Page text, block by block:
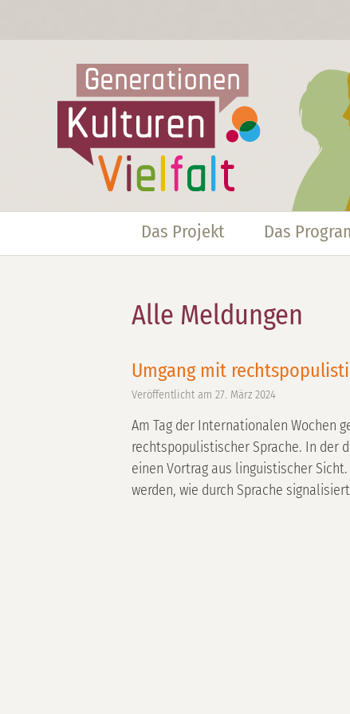
Das Projekt Das
Alle Meldungen
Umgang mit
Veröffentlicht am 27. März 2024
Am Tag der Internationalen Wochen
rechtspopulistischer Sprache. In der
einen Vortrag aus linguistischer
werden, wie durch Sprache signalisiert